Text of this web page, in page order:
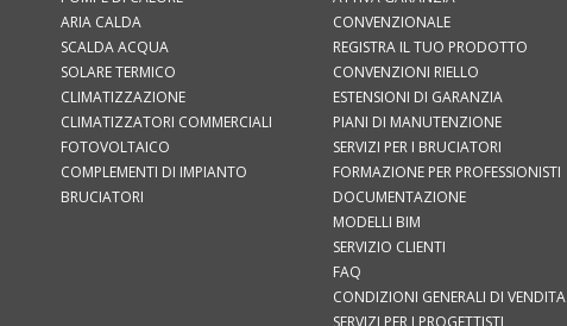
ARIA CALDA
SCALDA ACQUA
SOLARE TERMICO
CLIMATIZZAZIONE
CLIMATIZZATORI COMMERCIALI
FOTOVOLTAICO
COMPLEMENTI DI IMPIANTO
BRUCIATORI
CONVENZIONALE
REGISTRA IL TUO PRODOTTO
CONVENZIONI RIELLO
ESTENSIONI DI GARANZIA
PIANI DI MANUTENZIONE
SERVIZI PER I BRUCIATORI
FORMAZIONE PER PROFESSIONISTI
DOCUMENTAZIONE
MODELLI BIM
SERVIZIO CLIENTI
FAQ
CONDIZIONI GENERALI DI VENDITA